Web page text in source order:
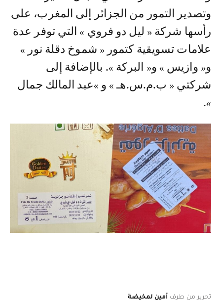
وتصدير التمور من الجزائر إلى المغرب، على
رأسها شركة « ليل دو فروي » التي توفر عدة
علامات تسويقية كتمور « شموخ دقلة نور »
و« وازيس » و« البركة ». بالإضافة إلى
شركتي « ب.م.س.هـ » و »عبد المالك جمال
».
تحرير من طرف أمين لمخيضة